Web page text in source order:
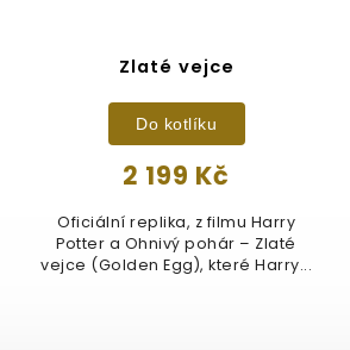
Zlaté vejce
2 199 Kč
Do kotlíku
Oficiální replika, z filmu Harry
Potter a Ohnivý pohár – Zlaté
vejce (Golden Egg), které Harry...